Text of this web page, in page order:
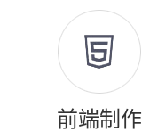
前端制作